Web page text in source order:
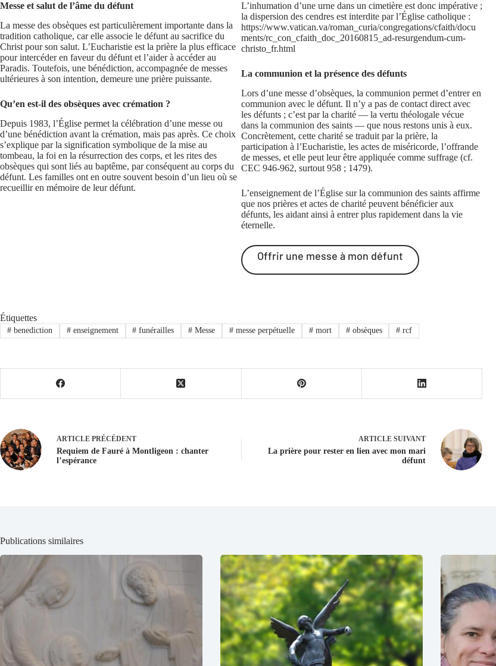
Messe et salut de l’âme du défunt
La messe des obsèques est particulièrement importante dans la
tradition catholique, car elle associe le défunt au sacrifice du
Christ pour son salut. L’Eucharistie est la prière la plus efficace
pour intercéder en faveur du défunt et l’aider à accéder au
Paradis. Toutefois, une bénédiction, accompagnée de messes
ultérieures à son intention, demeure une prière puissante.
Qu’en est-il des obsèques avec crémation ?
Depuis 1983, l’Église permet la célébration d’une messe ou
d’une bénédiction avant la crémation, mais pas après. Ce choix
s’explique par la signification symbolique de la mise au
tombeau, la foi en la résurrection des corps, et les rites des
obsèques qui sont liés au baptême, par conséquent au corps du
défunt. Les familles ont en outre souvent besoin d’un lieu où se
recueillir en mémoire de leur défunt.
L’inhumation d’une urne dans un cimetière est donc impérative ;
la dispersion des cendres est interdite par l’Église catholique :
https://www.vatican.va/roman_curia/congregations/cfaith/docu
ments/rc_con_cfaith_doc_20160815_ad-resurgendum-cum-
christo_fr.html
La communion et la présence des défunts
Lors d’une messe d’obsèques, la communion permet d’entrer en
communion avec le défunt. Il n’y a pas de contact direct avec
les défunts ; c’est par la charité — la vertu théologale vécue
dans la communion des saints — que nous restons unis à eux.
Concrètement, cette charité se traduit par la prière, la
participation à l’Eucharistie, les actes de miséricorde, l’offrande
de messes, et elle peut leur être appliquée comme suffrage (cf.
CEC 946-962, surtout 958 ; 1479).
L’enseignement de l’Église sur la communion des saints affirme
que nos prières et actes de charité peuvent bénéficier aux
défunts, les aidant ainsi à entrer plus rapidement dans la vie
éternelle.
Offrir une messe à mon défunt
Étiquettes
#benediction #enseignement # funérailles # Messe # messe perpétuelle #mort #obsèques # rcf
ARTICLE PRÉCÉDENT
Requiem de Fauré à Montligeon : chanter
l’espérance
ARTICLESUIVANT
La prière pour rester en lien avec mon mari
défunt
Publications similaires